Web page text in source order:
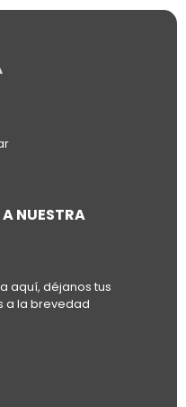
NUESTRA
aquí, déjanos tus
a la brevedad